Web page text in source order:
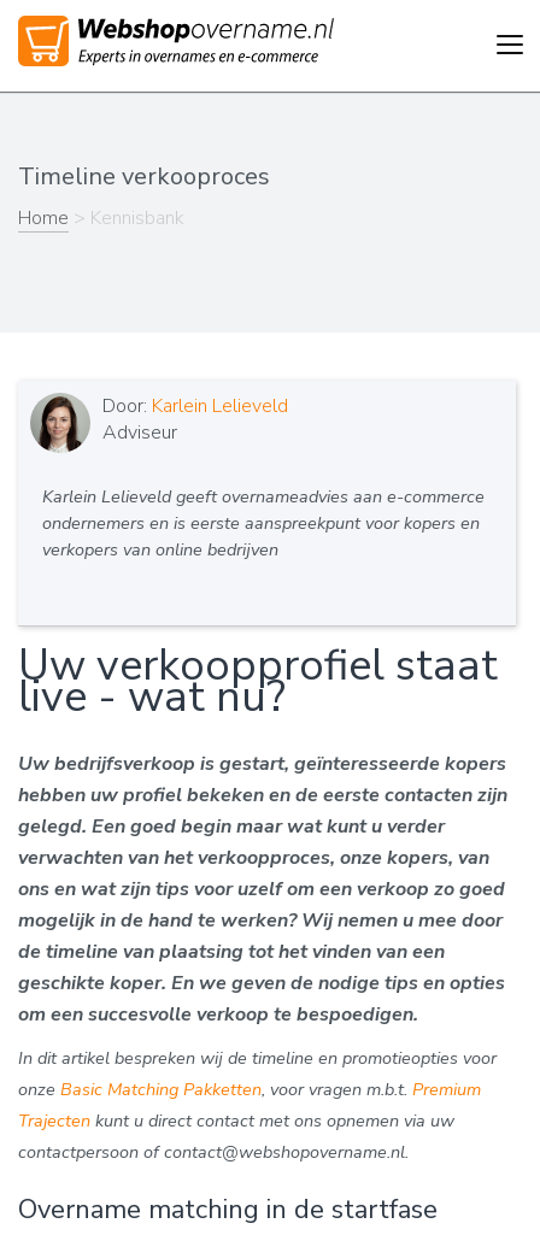
Timeline verkooproces
Home > Kennisbank
Door: Karlein Lelieveld
Adviseur
Karlein Lelieveld geeft overnameadvies aan e-commerce
ondernemers en is eerste aanspreekpunt voor kopers en
verkopers van online bedrijven
Uw verkoopprofiel staat
live - wat nu?
Uw bedrijfsverkoop is gestart, geïnteresseerde kopers
hebben uw profiel bekeken en de eerste contacten zijn
gelegd. Een goed begin maar wat kunt u verder
verwachten van het verkoopproces, onze kopers, van
ons en wat zijn tips voor uzelf om een verkoop zo goed
mogelijk in de hand te werken? Wij nemen u mee door
de timeline van plaatsing tot het vinden van een
geschikte koper. En we geven de nodige tips en opties
om een succesvolle verkoop te bespoedigen.
In dit artikel bespreken wij de timeline en promotieopties voor
onze Basic Matching Pakketten, voor vragen m.b.t. Premium
Trajecten kunt u direct contact met ons opnemen via uw
contactpersoon of contact@webshopovername.nl.
Overname matching in de startfase